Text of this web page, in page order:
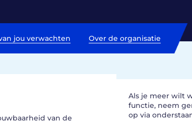
jou verwachten Over de organisatie
van de
Als je meer wilt
functie, neem
op via